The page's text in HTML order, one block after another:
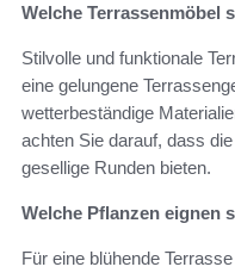
Welche Terrassenmöbel
Stilvolle und funktionale
eine gelungene
wetterbeständige
achten Sie darauf, dass
gesellige Runden bieten.
Welche Pflanzen eignen
Für eine blühende